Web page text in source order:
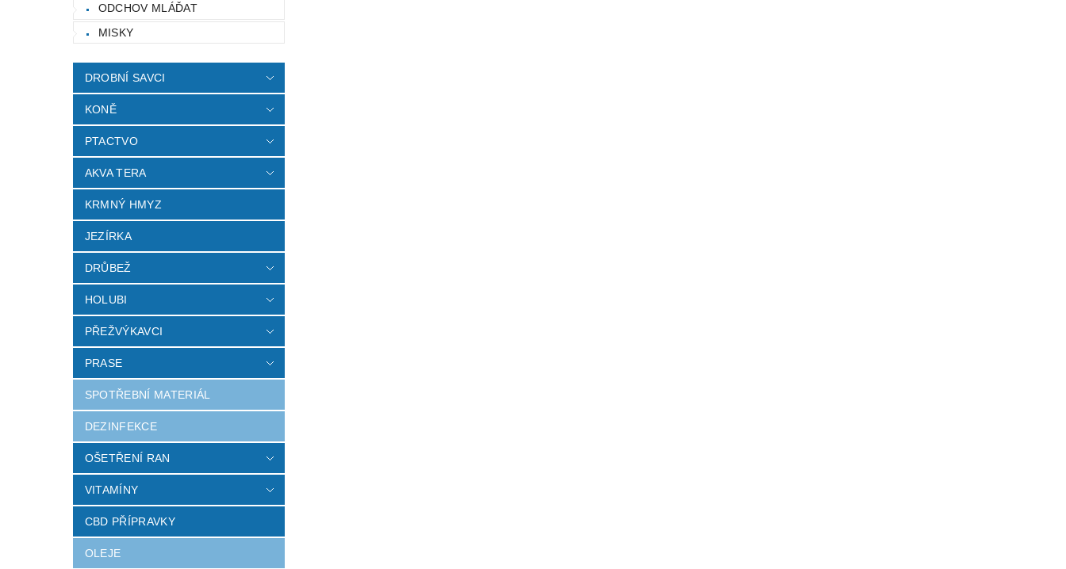
ODCHOV MLÁĎAT
MISKY
DROBNÍ SAVCI
KONĚ
PTACTVO
AKVA TERA
KRMNÝ HMYZ
JEZÍRKA
DRŮBEŽ
HOLUBI
PŘEŽVÝKAVCI
PRASE
SPOTŘEBNÍ MATERIÁL
DEZINFEKCE
OŠETŘENÍ RAN
VITAMÍNY
CBD PŘÍPRAVKY
OLEJE